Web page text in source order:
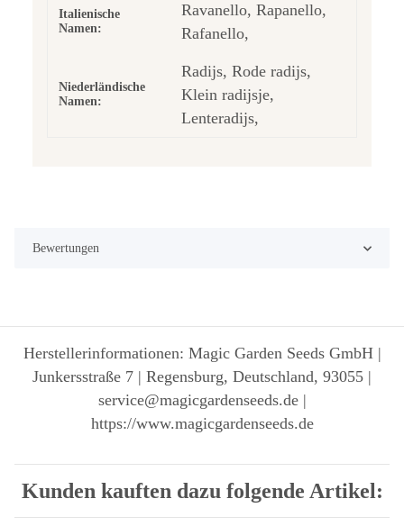
Italienische
Namen:
Ravanello, Rapanello,
Rafanello,
Niederländische
Namen:
Radijs, Rode radijs,
Klein radijsje,
Lenteradijs,
Bewertungen
Herstellerinformationen: Magic Garden Seeds GmbH |
Junkersstraße 7 | Regensburg, Deutschland, 93055 |
service@magicgardenseeds.de |
https://www.magicgardenseeds.de
Kunden kauften dazu folgende Artikel: